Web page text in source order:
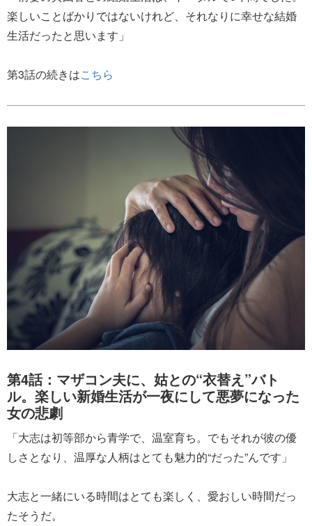
楽しいことばかりではないけれど、それなりに幸せな結婚
生活だったと思います」
第3話の続きはこちら
第4話：マザコン夫に、姑との“衣替え”バト
ル。楽しい新婚生活が一夜にして悪夢になった
女の悲劇
「大志は初等部から青学で、温室育ち。でもそれが彼の優
しさとなり、温厚な人柄はとても魅力的“だった”んです」
大志と一緒にいる時間はとても楽しく、愛おしい時間だっ
たそうだ。